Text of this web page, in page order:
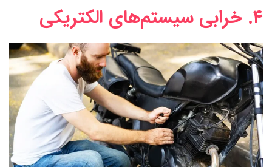
۴. خرابی سیستم‌های الکتریکی